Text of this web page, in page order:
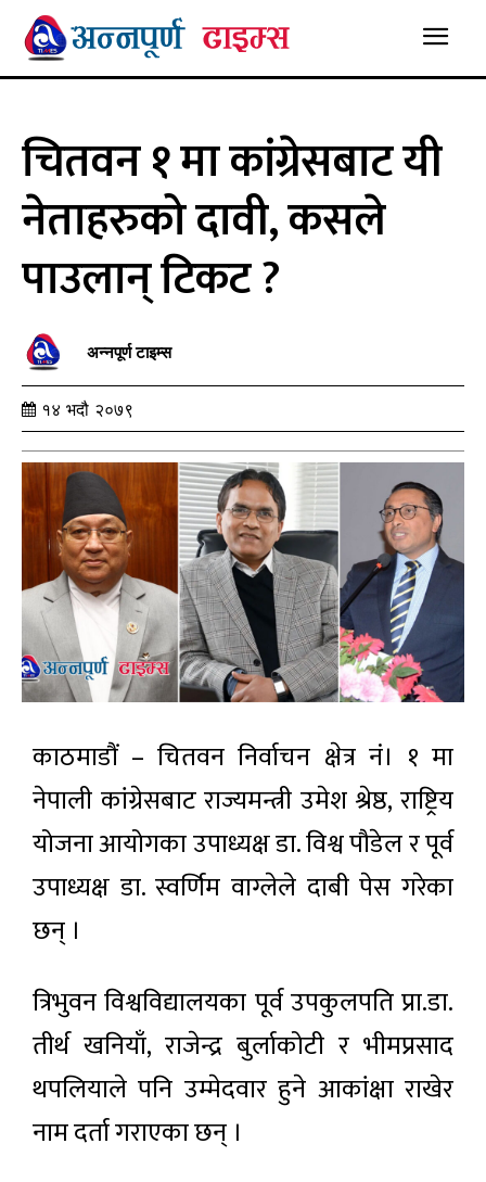
चितवन १ मा कांग्रेसबाट यी
नेताहरुको दावी, कसले
पाउलान् टिकट ?
अन्नपूर्ण टाइम्स
१४ भदौ २०७९
काठमाडौं – चितवन निर्वाचन क्षेत्र नं। १ मा
नेपाली कांग्रेसबाट राज्यमन्त्री उमेश श्रेष्ठ, राष्ट्रिय
योजना आयोगका उपाध्यक्ष डा. विश्व पौडेल र पूर्व
उपाध्यक्ष डा. स्वर्णिम वाग्लेले दाबी पेस गरेका
छन् ।
त्रिभुवन विश्वविद्यालयका पूर्व उपकुलपति प्रा.डा.
तीर्थ खनियाँ, राजेन्द्र बुर्लाकोटी र भीमप्रसाद
थपलियाले पनि उम्मेदवार हुने आकांक्षा राखेर
नाम दर्ता गराएका छन् ।